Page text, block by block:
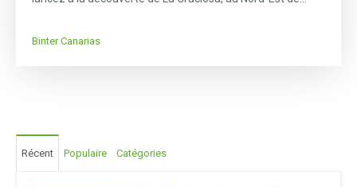
Binter Canarias
Récent Populaire Catégories